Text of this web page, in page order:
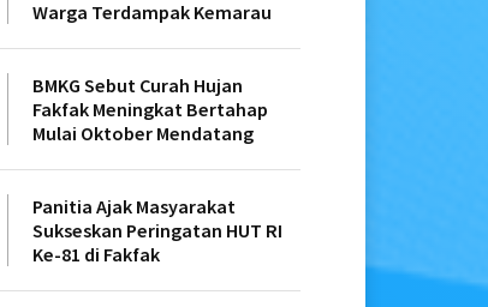
Warga Terdampak Kemarau
BMKG Sebut Curah Hujan
Fakfak Meningkat Bertahap
Mulai Oktober Mendatang
Panitia Ajak Masyarakat
Sukseskan Peringatan HUT RI
Ke-81 di Fakfak